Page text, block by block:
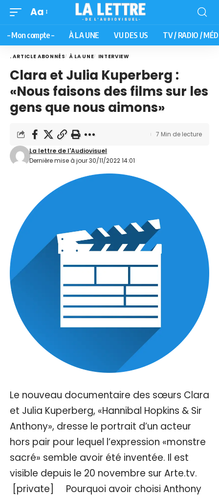
Aa
– Mon compte – À LA UNE VU DES US TV / RADIO /
. ARTICLE ABONNÉS À LA UNE INTERVIEW
Clara et Julia Kuperberg :
«Nous faisons des films sur les
gens que nous aimons»
Dernière mise à jour 30/11/2022 14:01
La lettre de l'Audiovisuel
7 Min de lecture
Le nouveau documentaire des sœurs Clara
et Julia Kuperberg, «Hannibal Hopkins & Sir
Anthony», dresse le portrait d’un acteur
hors pair pour lequel l’expression «monstre
sacré» semble avoir été inventée. Il est
visible depuis le 20 novembre sur Arte.tv.
[private] Pourquoi avoir choisi Anthony